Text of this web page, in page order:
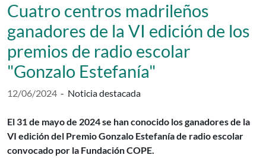
Cuatro centros madrileños
ganadores de la VI edición de los
premios de radio escolar
"Gonzalo Estefanía"
Fecha de publicación:
12/06/2024 - Noticia destacada
El 31 de mayo de 2024 se han conocido los ganadores de la
VI edición del Premio Gonzalo Estefanía de radio escolar
convocado por la Fundación COPE.